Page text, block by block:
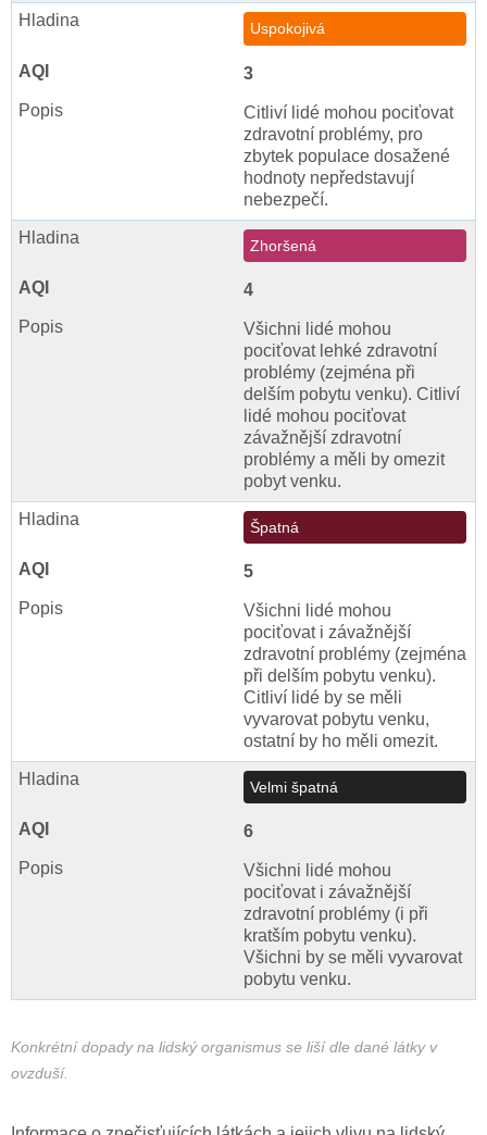
Uspokojivá
3
Citliví lidé mohou pociťovat
zdravotní problémy, pro
zbytek populace dosažené
hodnoty nepředstavují
nebezpečí.
Zhoršená
4
Všichni lidé mohou
pociťovat lehké zdravotní
problémy (zejména při
delším pobytu venku). Citliví
lidé mohou pociťovat
závažnější zdravotní
problémy a měli by omezit
pobyt venku.
Špatná
5
Všichni lidé mohou
pociťovat i závažnější
zdravotní problémy (zejména
při delším pobytu venku).
Citliví lidé by se měli
vyvarovat pobytu venku,
ostatní by ho měli omezit.
Velmi špatná
6
Všichni lidé mohou
pociťovat i závažnější
zdravotní problémy (i při
kratším pobytu venku).
Všichni by se měli vyvarovat
pobytu venku.
Konkrétní dopady na lidský organismus se liší dle dané látky v
ovzduší.